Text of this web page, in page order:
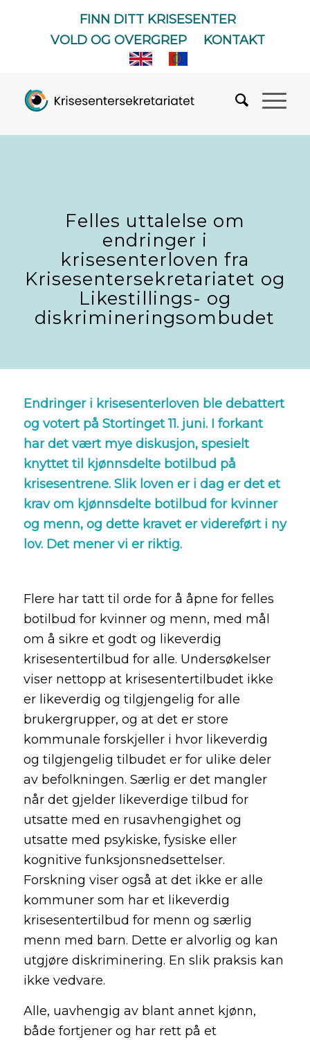
FINN DITT KRISESENTER
VOLD OG OVERGREP
KONTAKT
Felles uttalelse om
endringer i
krisesenterloven fra
Krisesentersekretariatet og
Likestillings- og
diskrimineringsombudet
Endringer i krisesenterloven ble debattert
og votert på Stortinget 11. juni. I forkant
har det vært mye diskusjon, spesielt
knyttet til kjønnsdelte botilbud på
krisesentrene. Slik loven er i dag er det et
krav om kjønnsdelte botilbud for kvinner
og menn, og dette kravet er videreført i ny
lov. Det mener vi er riktig.
Flere har tatt til orde for å åpne for felles
botilbud for kvinner og menn, med mål
om å sikre et godt og likeverdig
krisesentertilbud for alle. Undersøkelser
viser nettopp at krisesentertilbudet ikke
er likeverdig og tilgjengelig for alle
brukergrupper, og at det er store
kommunale forskjeller i hvor likeverdig
og tilgjengelig tilbudet er for ulike deler
av befolkningen. Særlig er det mangler
når det gjelder likeverdige tilbud for
utsatte med en rusavhengighet og
utsatte med psykiske, fysiske eller
kognitive funksjonsnedsettelser.
Forskning viser også at det ikke er alle
kommuner som har et likeverdig
krisesentertilbud for menn og særlig
menn med barn. Dette er alvorlig og kan
utgjøre diskriminering. En slik praksis kan
ikke vedvare.
Alle, uavhengig av blant annet kjønn,
både fortjener og har rett på et